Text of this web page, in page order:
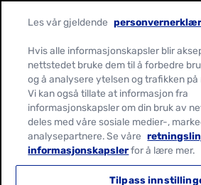
Les vår gjeldende
Hvis alle informasjonskapsler blir
nettstedet bruke dem til å forbedre
og å analysere ytelsen og trafikken
Vi kan også tillate at informasjon fra
informasjonskapsler om din bruk av
deles med våre sosiale medier-,
analysepartnere. Se våre
informasjonskapslerfor å lære mer.
Tilpass